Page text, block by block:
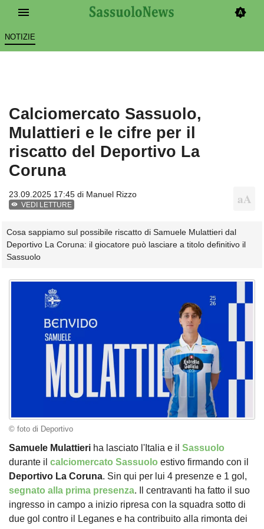
NOTIZIE
Calciomercato Sassuolo,
Mulattieri e le cifre per il
riscatto del Deportivo La
Coruna
23.09.2025 17:45 di Manuel Rizzo
VEDI LETTURE
Cosa sappiamo sul possibile riscatto di Samuele Mulattieri dal
Deportivo La Coruna: il giocatore può lasciare a titolo definitivo il
Sassuolo
© foto di Deportivo
Samuele Mulattieri ha lasciato l'Italia e il Sassuolo
durante il calciomercato Sassuolo estivo firmando con il
Deportivo La Coruna. Sin qui per lui 4 presenze e 1 gol,
segnato alla prima presenza. Il centravanti ha fatto il suo
ingresso in campo a inizio ripresa con la squadra sotto di
due gol contro il Leganes e ha contribuito alla rimonta dei